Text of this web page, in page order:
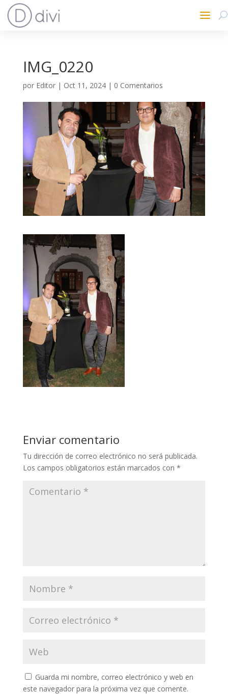
IMG_0220
por Editor| Oct 11, 2024| 0 Comentarios
Enviar comentario
Tu dirección de correo electrónico no será publicada.
Los campos obligatorios están marcados con *
Guarda mi nombre, correo electrónico y web en
este navegador para la próxima vez que comente.